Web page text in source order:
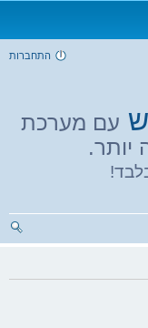
התחברות
עם מערכת
יותר.